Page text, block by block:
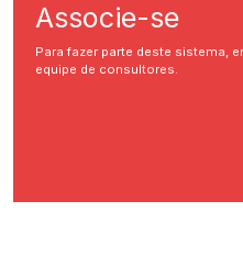
Associe-se
Para fazer parte deste sistema,
equipe de consultores.